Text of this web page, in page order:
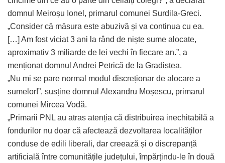
domnul Meiroșu Ionel, primarul comunei Surdila-Greci.
„Consider că măsura este abuzivă și va continua cu ea.
[…] Am fost viciat 3 ani la rând de niște sume alocate,
aproximativ 3 miliarde de lei vechi în fiecare an.”, a
menționat domnul Andrei Petrică de la Gradistea.
„Nu mi se pare normal modul discreționar de alocare a
sumelor!”, susține domnul Alexandru Moșescu, primarul
comunei Mircea Vodă.
„Primarii PNL au atras atenția că distribuirea inechitabilă a
fondurilor nu doar că afectează dezvoltarea localităților
conduse de edili liberali, dar creează și o discrepanță
artificială între comunitățile județului, împărțindu-le în două